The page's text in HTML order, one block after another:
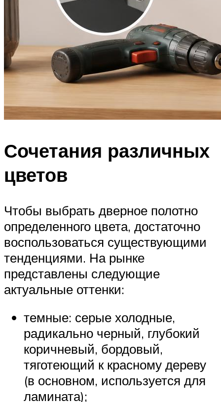
Сочетания различных
цветов
Чтобы выбрать дверное полотно
определенного цвета, достаточно
воспользоваться существующими
тенденциями. На рынке
представлены следующие
актуальные оттенки:
темные: серые холодные,
радикально черный, глубокий
коричневый, бордовый,
тяготеющий к красному дереву
(в основном, используется для
ламината);